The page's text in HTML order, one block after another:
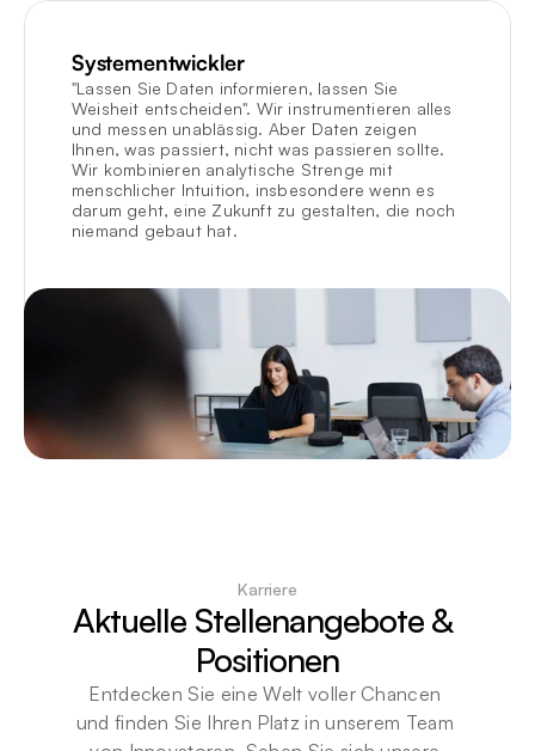
Systementwickler
"Lassen Sie Daten informieren, lassen Sie
Weisheit entscheiden". Wir instrumentieren alles
und messen unablässig. Aber Daten zeigen
Ihnen, was passiert, nicht was passieren sollte.
Wir kombinieren analytische Strenge mit
menschlicher Intuition, insbesondere wenn es
darum geht, eine Zukunft zu gestalten, die noch
niemand gebaut hat.
Karriere
Aktuelle Stellenangebote &
Positionen
Entdecken Sie eine Welt voller Chancen
und finden Sie Ihren Platz in unserem Team